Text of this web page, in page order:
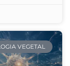
VEGETAL